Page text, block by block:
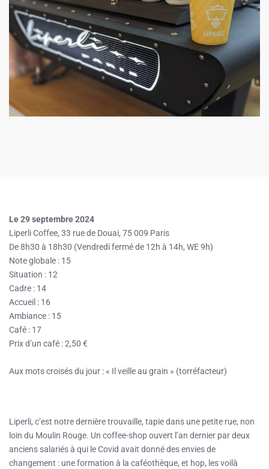
Le 29 septembre 2024
Liperli Coffee, 33 rue de Douai, 75 009 Paris
De 8h30 à 18h30 (Vendredi fermé de 12h à 14h, WE 9h)
Note globale : 15
Situation : 12
Cadre : 14
Accueil : 16
Ambiance : 15
Café : 17
Prix d’un café : 2,50 €
Aux mots croisés du jour : « Il veille au grain » (torréfacteur)
Liperli, c’est notre dernière trouvaille, tapie dans une petite rue, non
loin du Moulin Rouge. Un coffee-shop ouvert l’an dernier par deux
anciens salariés à qui le Covid avait donné des envies de
changement : une formation à la caféothèque, et hop, les voilà